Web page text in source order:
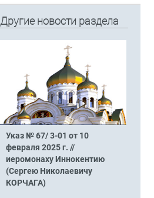
Другие новости раздела
Указ № 67/ 3-01 от 10
февраля 2025 г. //
иеромонаху Иннокентию
(Сергею Николаевичу
КОРЧАГА)